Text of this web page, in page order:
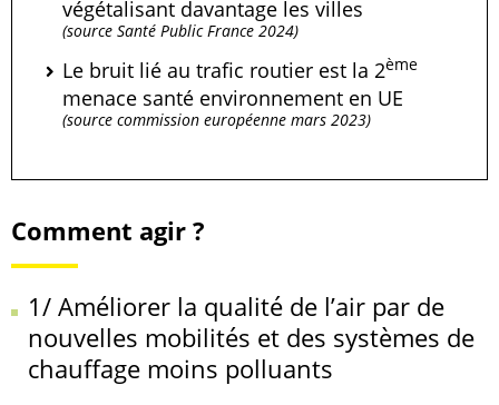
végétalisant davantage les villes
(source Santé Public France 2024)
Le bruit lié au trafic routier est la 2ème
menace santé environnement en UE
(source commission européenne mars 2023)
Comment agir ?
1/ Améliorer la qualité de l’air par de
nouvelles mobilités et des systèmes de
chauffage moins polluants